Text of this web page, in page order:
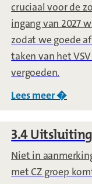
cruciaal voor de
ingang van 2027
zodat we goede
taken van het
vergoeden.
Lees meer �
3.4
Niet in
met CZ groep